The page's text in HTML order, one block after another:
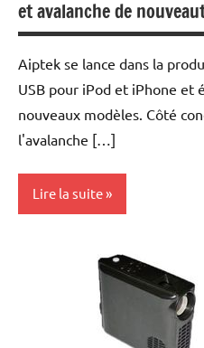
et avalanche de
Aiptek se lance dans la
USB pour iPod et iPhone et
nouveaux modèles. Côté
l'avalanche […]
Lire la suite
Periphériques